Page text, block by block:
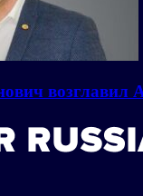
возглавил